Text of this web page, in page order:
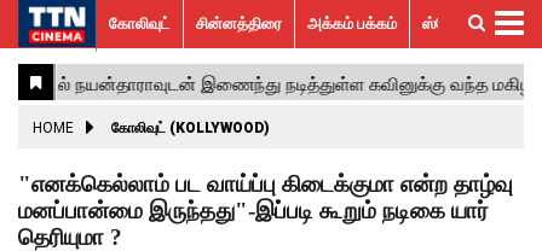
கோலிவுட்
சின்னத்திரை
பாலிவுட்
ஹாலிவுட்
அக்கம்
பக்கம்
ஸ்பெஷல்
ஸ்டோரீஸ்
விமர்சனம்
GALLERY
ACTRESS
ACTORS
MOVIESTILLS
VIDEOS
What’s
Hot
Trending
News
கோலிவுட் சின்னத்திரை அக்கம் பக்கம் ஸ்பெஷல் ஸ்டோரீஸ்
HOME கோலிவுட் (KOLLYWOOD)
"எனக்கெல்லாம் பட வாய்ப்பு கிடைக்குமா என்ற தாழ்வு
மனப்பான்மை இருந்தது"-இப்படி கூறும் நடிகை யார்
தெரியுமா ?